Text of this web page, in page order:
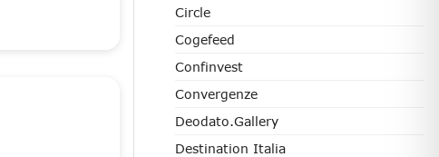
Circle
Cogefeed
Confinvest
Convergenze
Deodato.Gallery
Destination Italia